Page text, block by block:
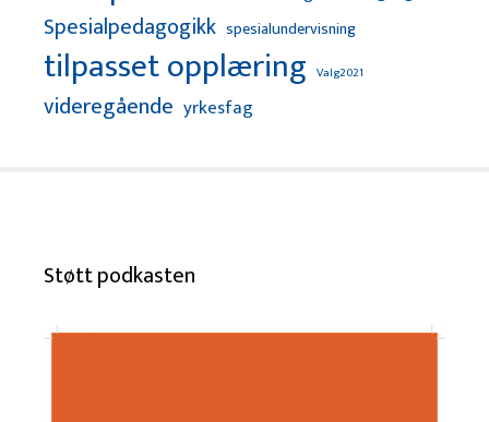
Spesialpedagogikk spesialundervisning
tilpasset opplæring Valg2021
videregående yrkesfag
Støtt podkasten